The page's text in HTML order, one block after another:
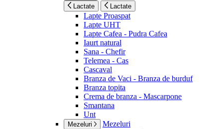
Lactate Lactate
Lapte Proaspat
Lapte UHT
Lapte Cafea - Pudra Cafea
Iaurt natural
Sana - Chefir
Telemea - Cas
Cascaval
Branza de Vaci - Branza de burduf
Branza topita
Crema de branza - Mascarpone
Smantana
Unt
Mezeluri Mezeluri